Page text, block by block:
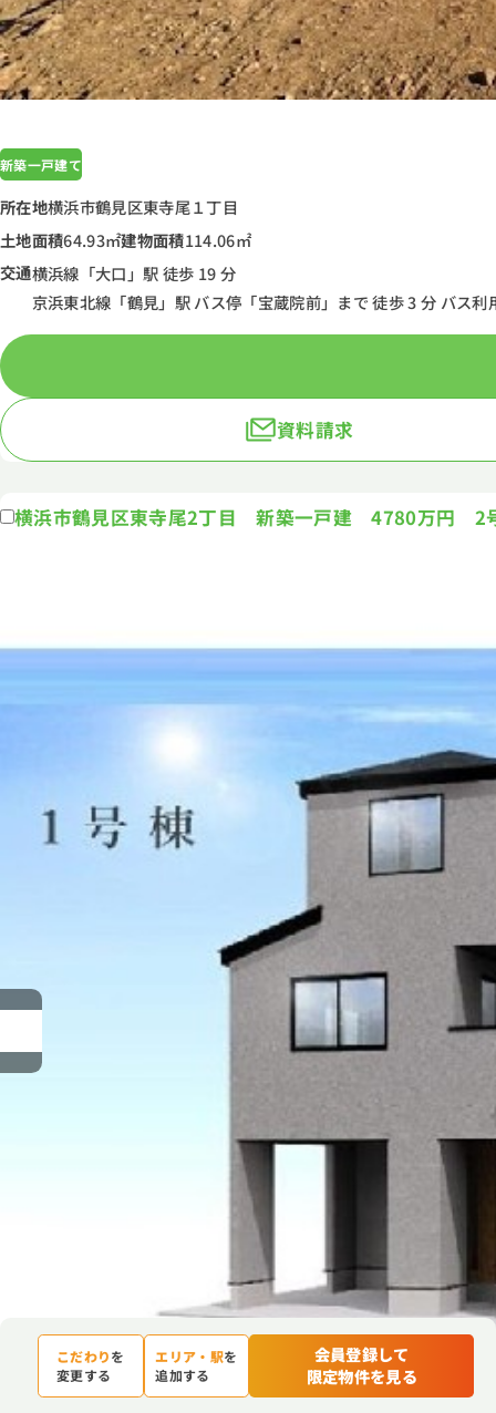
新築一戸建て
所在地横浜市鶴見区東寺尾１丁目
土地面積64.93㎡建物面積114.06㎡
交通横浜線「大口」駅 徒歩 19 分
京浜東北線「鶴見」駅 バス停「宝蔵院前」まで 徒歩 3 分 バス利
資料請求
横浜市鶴見区東寺尾2丁目 新築一戸建 4780万円 2
こだわりを
変更する
エリア・駅を
追加する
会員登録して
限定物件を見る